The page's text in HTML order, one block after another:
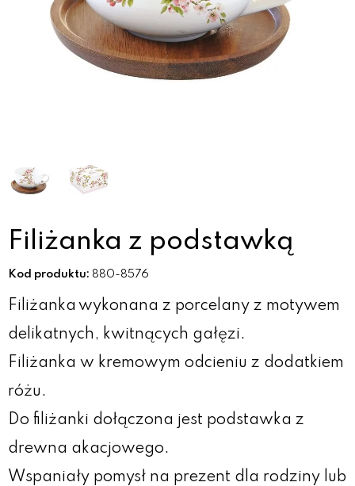
Filiżanka z podstawką
Kod produktu: 880-8576
Filiżanka wykonana z porcelany z motywem
delikatnych, kwitnących gałęzi.
Filiżanka w kremowym odcieniu z dodatkiem
różu.
Do filiżanki dołączona jest podstawka z
drewna akacjowego.
Wspaniały pomysł na prezent dla rodziny lub